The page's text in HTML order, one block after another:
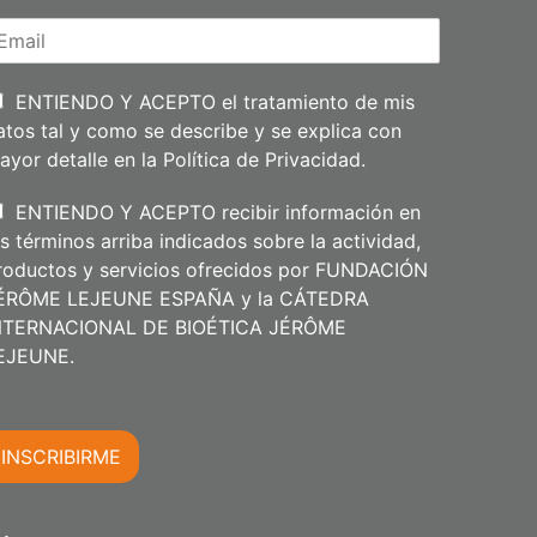
p
l
i
o
s
ENTIENDO Y ACEPTO el tratamiento de mis
tal y como se describe y se explica con
detalle en la Política de Privacidad.
ENTIENDO Y ACEPTO recibir información en
términos arriba indicados sobre la actividad,
y servicios ofrecidos por FUNDACIÓN
LEJEUNE ESPAÑA y la CÁTEDRA
DE BIOÉTICA JÉRÔME
INSCRIBIRME